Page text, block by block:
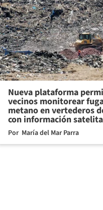
Nueva plataforma
vecinos monitorear
metano en vertederos
con información
Por María del Mar Parra